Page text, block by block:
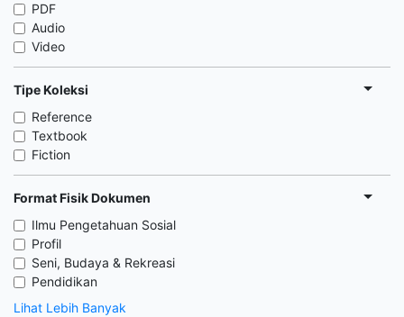
PDF
Audio
Video
Tipe Koleksi
Reference
Textbook
Fiction
Format Fisik Dokumen
Ilmu Pengetahuan Sosial
Profil
Seni, Budaya & Rekreasi
Pendidikan
Lihat Lebih Banyak